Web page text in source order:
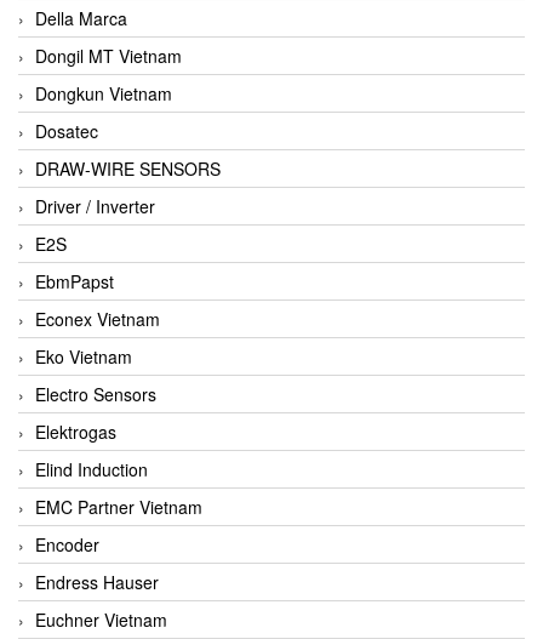
Della Marca
Dongil MT Vietnam
Dongkun Vietnam
Dosatec
DRAW-WIRE SENSORS
Driver / Inverter
E2S
EbmPapst
Econex Vietnam
Eko Vietnam
Electro Sensors
Elektrogas
Elind Induction
EMC Partner Vietnam
Encoder
Endress Hauser
Euchner Vietnam